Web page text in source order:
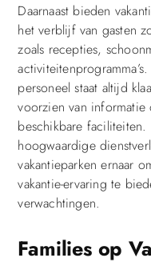
Daarnaast bieden
het verblijf van gasten
zoals recepties,
personeel staat altijd
voorzien van
beschikbare
hoogwaardige
vakantieparken ernaar
vakantie-ervaring te
verwachtingen.
Families op